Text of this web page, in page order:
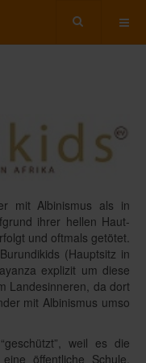
mit Albinismus als in
ihrer hellen Haut-
und oftmals getötet.
(Hauptsitz in
explizit um diese
Landesinneren, da dort
mit Albinismus umso
weil es die
öffentliche Schule.